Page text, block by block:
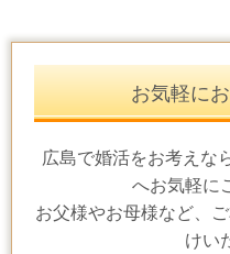
お気軽に
広島で婚活をお考えな
へお気軽に
お父様やお母様など、
けい